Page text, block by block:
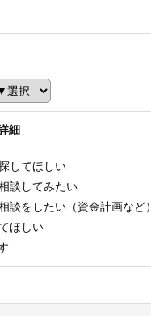
細
してほしい
談してみたい
談をしたい（資金計画など）
ほしい